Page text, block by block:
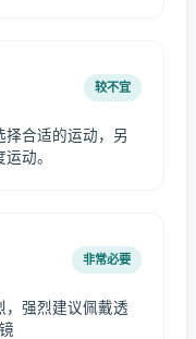
较不宜
择合适的运动，另
动。
非常必要
，强烈建议佩戴透